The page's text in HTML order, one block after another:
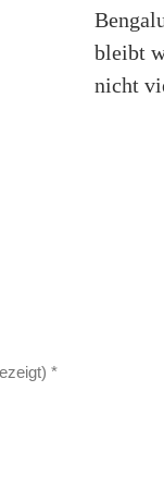
bleibt
nicht